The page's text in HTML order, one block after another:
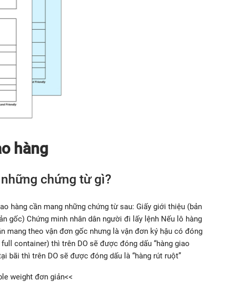
hàng
chứng từ gì?
hàng cần mang những chứng từ sau: Giấy giới thiệu (bản
gốc) Chứng minh nhân dân người đi lấy lệnh Nếu lô hàng
mang theo vận đơn gốc nhưng là vận đơn ký hậu có đóng
container) thì trên DO sẽ được đóng dấu “hàng giao
bãi thì trên DO sẽ được đóng dấu là “hàng rút ruột”
weight đơn giản<<